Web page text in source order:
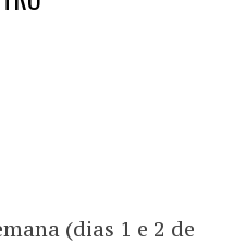
(dias 1 e 2 de